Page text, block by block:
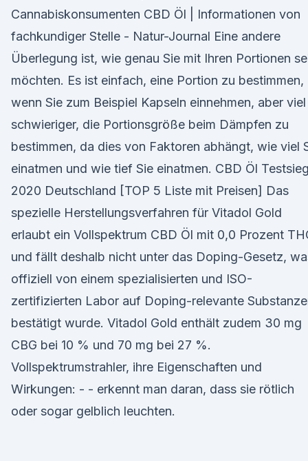
Cannabiskonsumenten CBD Öl | Informationen von
fachkundiger Stelle - Natur-Journal Eine andere
Überlegung ist, wie genau Sie mit Ihren Portionen
möchten. Es ist einfach, eine Portion zu bestimmen,
wenn Sie zum Beispiel Kapseln einnehmen, aber viel
schwieriger, die Portionsgröße beim Dämpfen zu
bestimmen, da dies von Faktoren abhängt, wie viel
einatmen und wie tief Sie einatmen. CBD Öl
2020 Deutschland [TOP 5 Liste mit Preisen] Das
spezielle Herstellungsverfahren für Vitadol Gold
erlaubt ein Vollspektrum CBD Öl mit 0,0 Prozent
und fällt deshalb nicht unter das Doping-Gesetz,
offiziell von einem spezialisierten und ISO-
zertifizierten Labor auf Doping-relevante
bestätigt wurde. Vitadol Gold enthält zudem 30 mg
CBG bei 10 % und 70 mg bei 27 %.
Vollspektrumstrahler, ihre Eigenschaften und
Wirkungen: - - erkennt man daran, dass sie rötlich
oder sogar gelblich leuchten.